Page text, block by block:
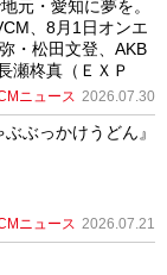
元・愛知に夢を。
、8月1日オンエ
・松田文登、AKB
瀬柊真（ＥＸＰ
ニュース 2026.07.30
ぶっかけうどん』
ニュース 2026.07.21